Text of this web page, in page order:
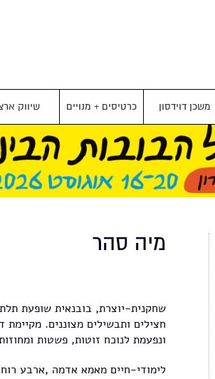
משכן דוידסון כרטיסים + מנויים שיווק
מיה סהר
שחקנית-יוצרת, בובנאית שופעת
חצילים ותבשילים מצוננים.
ונפעמת לנוכח זוטות, פשטות
לימודי-חיים מאמא אדמה ,ארבע